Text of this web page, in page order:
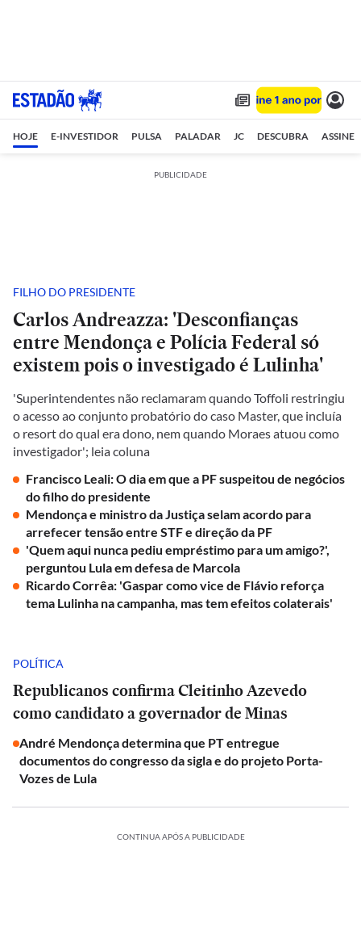
HOJE E-INVESTIDOR PULSA PALADAR JC DESCUBRA ASSINE
PUBLICIDADE
FILHO DO PRESIDENTE
Carlos Andreazza: 'Desconfianças
entre Mendonça e Polícia Federal só
existem pois o investigado é Lulinha'
'Superintendentes não reclamaram quando Toffoli restringiu
o acesso ao conjunto probatório do caso Master, que incluía
o resort do qual era dono, nem quando Moraes atuou como
investigador'; leia coluna
Francisco Leali: O dia em que a PF suspeitou de negócios
do filho do presidente
Mendonça e ministro da Justiça selam acordo para
arrefecer tensão entre STF e direção da PF
'Quem aqui nunca pediu empréstimo para um amigo?',
perguntou Lula em defesa de Marcola
Ricardo Corrêa: 'Gaspar como vice de Flávio reforça
tema Lulinha na campanha, mas tem efeitos colaterais'
POLÍTICA
Republicanos confirma Cleitinho Azevedo
como candidato a governador de Minas
André Mendonça determina que PT entregue
documentos do congresso da sigla e do projeto Porta-
Vozes de Lula
CONTINUA APÓS A PUBLICIDADE